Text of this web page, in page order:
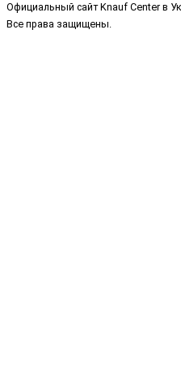
Официальный сайт Knauf Center в
Все права защищены.